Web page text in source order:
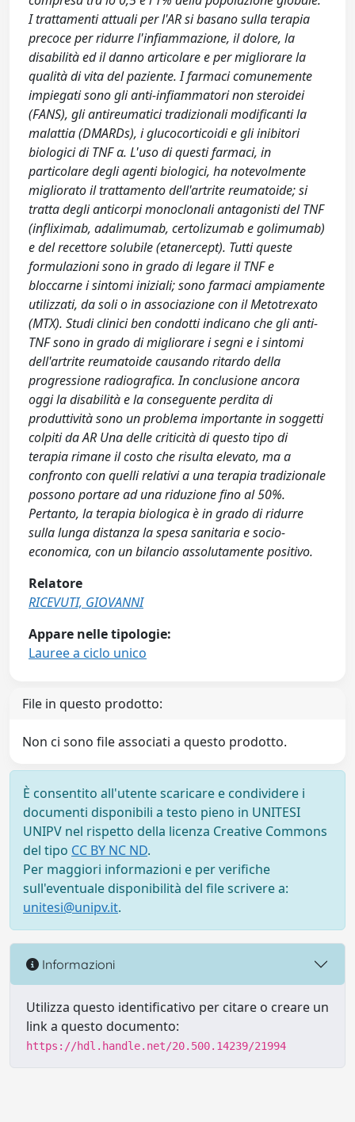
I trattamenti attuali per l'AR si basano sulla terapia
precoce per ridurre l'infiammazione, il dolore, la
disabilità ed il danno articolare e per migliorare la
qualità di vita del paziente. I farmaci comunemente
impiegati sono gli anti-infiammatori non steroidei
(FANS), gli antireumatici tradizionali modificanti la
malattia (DMARDs), i glucocorticoidi e gli inibitori
biologici di TNF α. L'uso di questi farmaci, in
particolare degli agenti biologici, ha notevolmente
migliorato il trattamento dell'artrite reumatoide; si
tratta degli anticorpi monoclonali antagonisti del TNF
(infliximab, adalimumab, certolizumab e golimumab)
e del recettore solubile (etanercept). Tutti queste
formulazioni sono in grado di legare il TNF e
bloccarne i sintomi iniziali; sono farmaci ampiamente
utilizzati, da soli o in associazione con il Metotrexato
(MTX). Studi clinici ben condotti indicano che gli anti-
TNF sono in grado di migliorare i segni e i sintomi
dell'artrite reumatoide causando ritardo della
progressione radiografica. In conclusione ancora
oggi la disabilità e la conseguente perdita di
produttività sono un problema importante in soggetti
colpiti da AR Una delle criticità di questo tipo di
terapia rimane il costo che risulta elevato, ma a
confronto con quelli relativi a una terapia tradizionale
possono portare ad una riduzione fino al 50%.
Pertanto, la terapia biologica è in grado di ridurre
sulla lunga distanza la spesa sanitaria e socio-
economica, con un bilancio assolutamente positivo.
Relatore
RICEVUTI, GIOVANNI
Appare nelle tipologie:
Lauree a ciclo unico
File in questo prodotto:
Non ci sono file associati a questo prodotto.
È consentito all'utente scaricare e condividere i
documenti disponibili a testo pieno in UNITESI
UNIPV nel rispetto della licenza Creative Commons
del tipo CC BY NC ND.
Per maggiori informazioni e per verifiche
sull'eventuale disponibilità del file scrivere a:
unitesi@unipv.it.
Informazioni
Utilizza questo identificativo per citare o creare un
link a questo documento:
https://hdl.handle.net/20.500.14239/21994